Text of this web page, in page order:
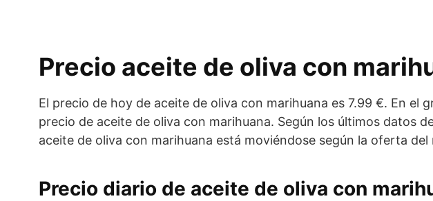
Precio aceite de oliva con
El precio de hoy de aceite de oliva con marihuana es 7.99 €. En el
precio de aceite de oliva con marihuana. Según los últimos datos
aceite de oliva con marihuana está moviéndose según la oferta del
Precio diario de aceite de oliva con